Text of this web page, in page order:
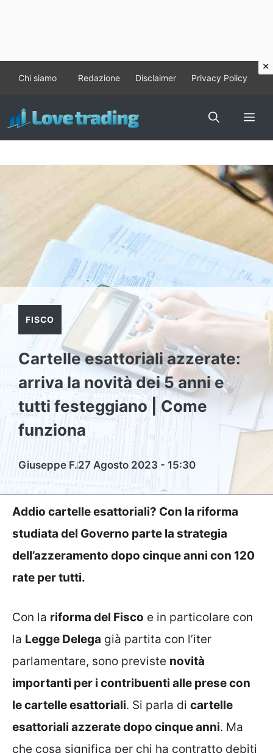
contenuto
Chi siamo Redazione Disclaimer Privacy Policy
FISCO
Cartelle esattoriali azzerate:
arriva la novità dei 5 anni e
tutti festeggiano | Come
funziona
Giuseppe F.27 Agosto 2023 - 15:30
Addio cartelle esattoriali? Con la riforma
studiata del Governo parte la strategia
dell’azzeramento dopo cinque anni con 120
rate per tutti.
Con la riforma del Fisco e in particolare con
la Legge Delega già partita con l’iter
parlamentare, sono previste novità
importanti per i contribuenti alle prese con
le cartelle esattoriali. Si parla di cartelle
esattoriali azzerate dopo cinque anni. Ma
che cosa significa per chi ha contratto debiti